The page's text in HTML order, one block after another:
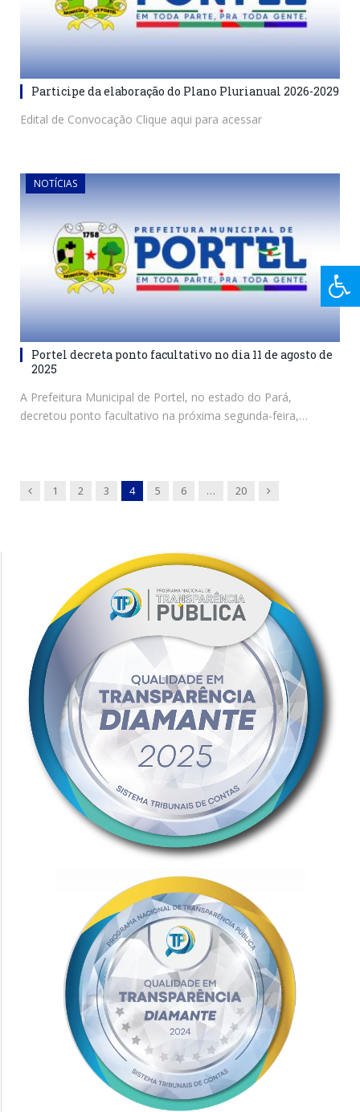
Participe da elaboração do Plano Plurianual 2026-2029
Edital de Convocação Clique aqui para acessar
NOTÍCIAS
Portel decreta ponto facultativo no dia 11 de agosto de
2025
A Prefeitura Municipal de Portel, no estado do Pará,
decretou ponto facultativo na próxima segunda-feira,…
Previous
1 2 3 4 5 6 … 20 Next